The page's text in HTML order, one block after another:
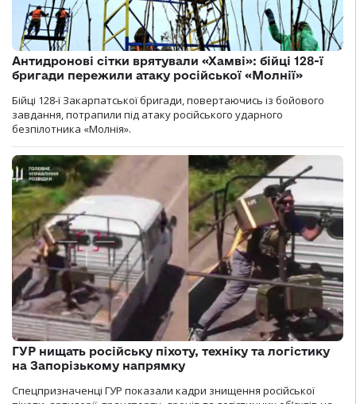
Антидронові сітки врятували «Хамві»: бійці 128-ї
бригади пережили атаку російської «Молнії»
Бійці 128-ї Закарпатської бригади, повертаючись із бойового
завдання, потрапили під атаку російського ударного
безпілотника «Молнія».
ГУР нищать російську піхоту, техніку та логістику
на Запорізькому напрямку
Спецпризначенці ГУР показали кадри знищення російської